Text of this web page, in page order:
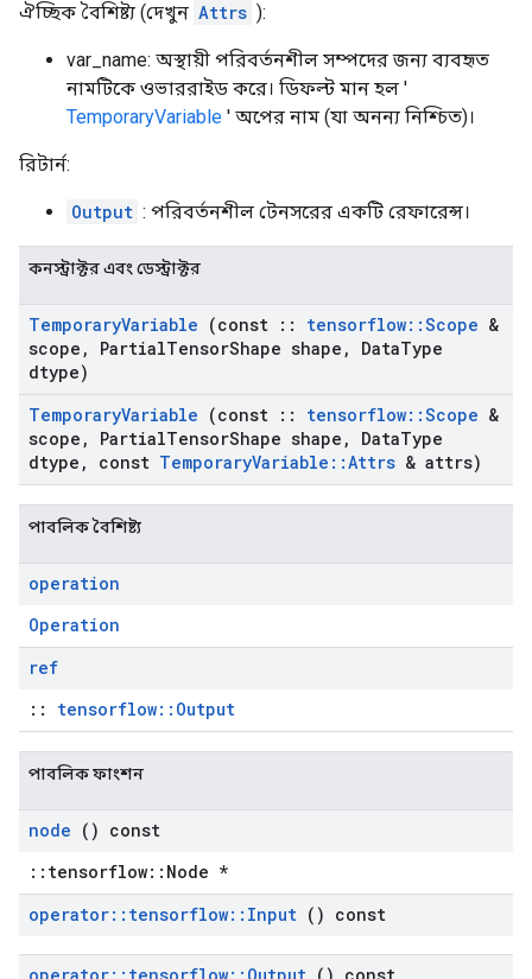
ঐচ্ছিক বৈশিষ্ট্য (দেখুন Attrs ):
var_name: অস্থায়ী পরিবর্তনশীল সম্পদের জন্য ব্যবহৃত
নামটিকে ওভাররাইড করে। ডিফল্ট মান হল '
TemporaryVariable ' অপের নাম (যা অনন্য নিশ্চিত)।
রিটার্ন:
Output : পরিবর্তনশীল টেনসরের একটি রেফারেন্স।
কনস্ট্রাক্টর এবং ডেস্ট্রাক্টর
TemporaryVariable (const :: tensorflow::Scope &
scope , PartialTensorShape shape , DataType
dtype)
TemporaryVariable (const :: tensorflow::Scope &
scope , PartialTensorShape shape , DataType
dtype , const TemporaryVariable ::Attrs & attrs)
পাবলিক বৈশিষ্ট্য
operation
Operation
ref
:: tensorflow::Output
পাবলিক ফাংশন
node () const
::tensorflow::Node *
operator:: tensorflow:: Input () const